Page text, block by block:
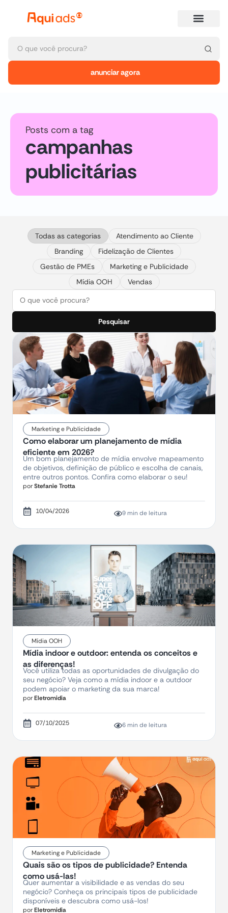
anunciar agora
Posts com a tag
campanhas
publicitárias
Todas as categorias
Atendimento ao Cliente
Branding
Fidelização de Clientes
Gestão de PMEs
Marketing e Publicidade
Mídia OOH
Vendas
Pesquisar
Marketing e Publicidade
Como elaborar um planejamento de mídia
eficiente em 2026?
Um bom planejamento de mídia envolve mapeamento
de objetivos, definição de público e escolha de canais,
entre outros pontos. Confira como elaborar o seu!
porStefanie Trotta
10/04/2026 9 min de leitura
Mídia OOH
Mídia indoor e outdoor: entenda os conceitos e
as diferenças!
Você utiliza todas as oportunidades de divulgação do
seu negócio? Veja como a mídia indoor e a outdoor
podem apoiar o marketing da sua marca!
porEletromidia
07/10/2025 6 min de leitura
Marketing e Publicidade
Quais são os tipos de publicidade? Entenda
como usá-las!
Quer aumentar a visibilidade e as vendas do seu
negócio? Conheça os principais tipos de publicidade
disponíveis e descubra como usá-los!
porEletromidia